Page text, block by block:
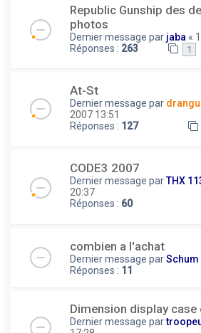
Republic Gunship des
photos
Dernier message par jaba «
Réponses : 263 1
At-St
Dernier message par
2007 13:51
Réponses : 127
CODE3 2007
Dernier message parTHX
20:37
Réponses : 60
combien a l'achat
Dernier message parSchum
Réponses : 11
Dimension display case
Dernier message par